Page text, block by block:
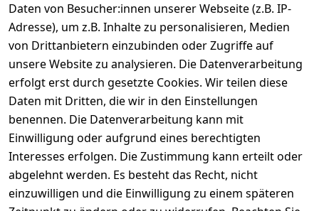
Daten von Besucher:innen unserer Webseite (z.B. IP-
Adresse), um z.B. Inhalte zu personalisieren, Medien
von Drittanbietern einzubinden oder Zugriffe auf
unsere Website zu analysieren. Die Datenverarbeitung
erfolgt erst durch gesetzte Cookies. Wir teilen diese
Daten mit Dritten, die wir in den Einstellungen
benennen. Die Datenverarbeitung kann mit
Einwilligung oder aufgrund eines berechtigten
Interesses erfolgen. Die Zustimmung kann erteilt oder
abgelehnt werden. Es besteht das Recht, nicht
einzuwilligen und die Einwilligung zu einem späteren
Rechtliches
AGB
Impressum
Datenschutze
rklärung
Barrierefreihe
itserklärung
Widerrufsrec
ht
Service
Kontakt
Registrieren
Rechnungska
Kontakt
↺ 30 Tage
Widerrufsre
cht
Informatio
nen
Retourenlage
r: Eichenallee
3, 06184
Kabelsketal
Telefon: +49
1512 6260858
E-Mail:
info@konsyst
em.de
Über uns
★★★★☆
Top-Verkäufer
★★★★★
Bewertungen
Über 228.000